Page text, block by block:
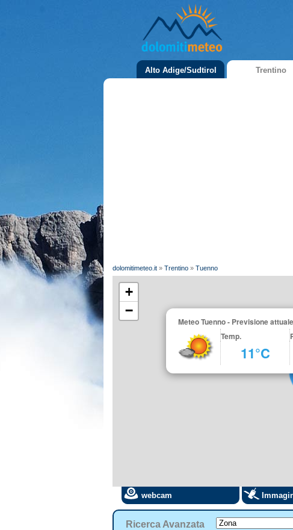
Alto Adige/Sudtirol Trentino
dolomitimeteo.it » Trentino » Tuenno
Meteo Tuenno - Previsione attuale
Temp.
11°C
+
−
webcam
Ricerca Avanzata